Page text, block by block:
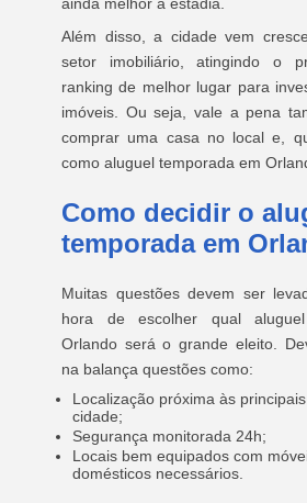
Além disso, a cidade vem
setor imobiliário, atingindo o
ranking de melhor lugar para
imóveis. Ou seja, vale a pena
comprar uma casa no local e,
como aluguel temporada em
Como decidir o
temporada em
Muitas questões devem ser
hora de escolher qual
Orlando será o grande eleito.
na balança questões como:
Localização próxima às
cidade;
Segurança monitorada 24h;
Locais bem equipados com
domésticos necessários.